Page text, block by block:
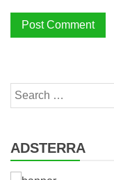
Search
for:
ADSTERRA